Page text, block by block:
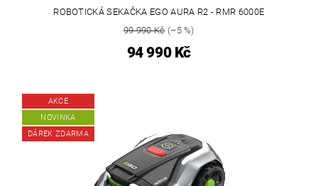
ROBOTICKÁ SEKAČKA EGO AURA R2 - RMR 6000E
99 990 Kč(–5 %)
94 990 Kč
AKCE
NOVINKA
DÁREK ZDARMA